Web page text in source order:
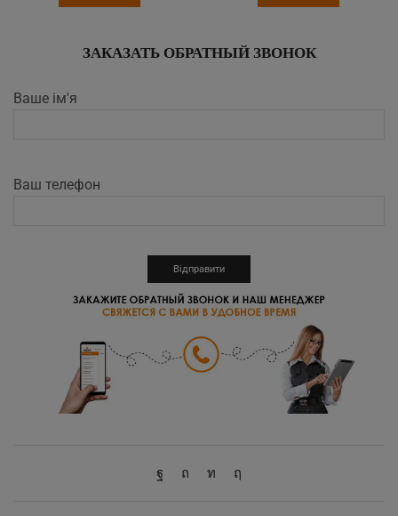
ЗАКАЗАТЬ ОБРАТНЫЙ ЗВОНОК
Ваше ім'я
Ваш телефон